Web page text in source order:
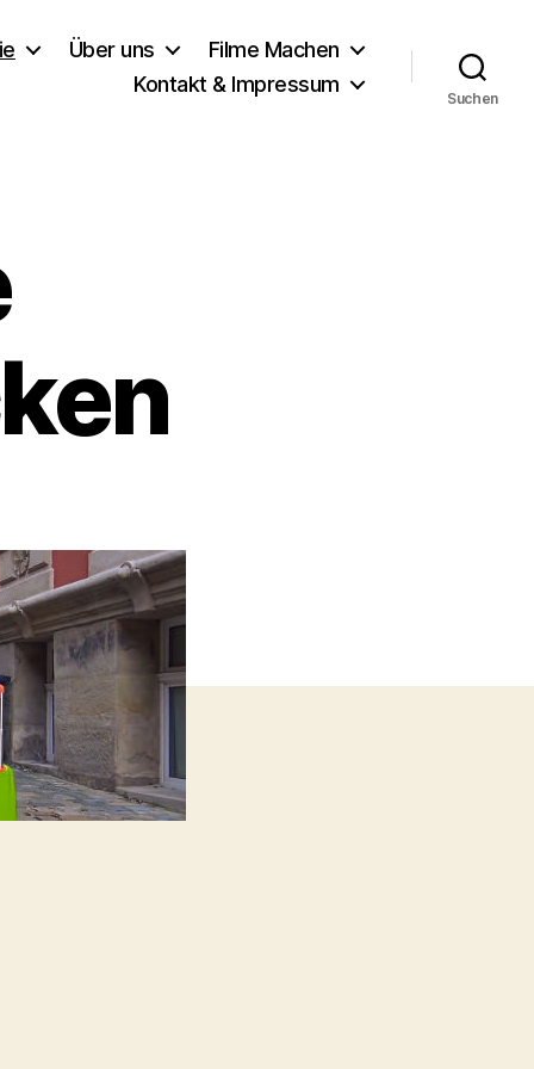
Über uns
Filme Machen
Kontakt & Impressum
Suchen